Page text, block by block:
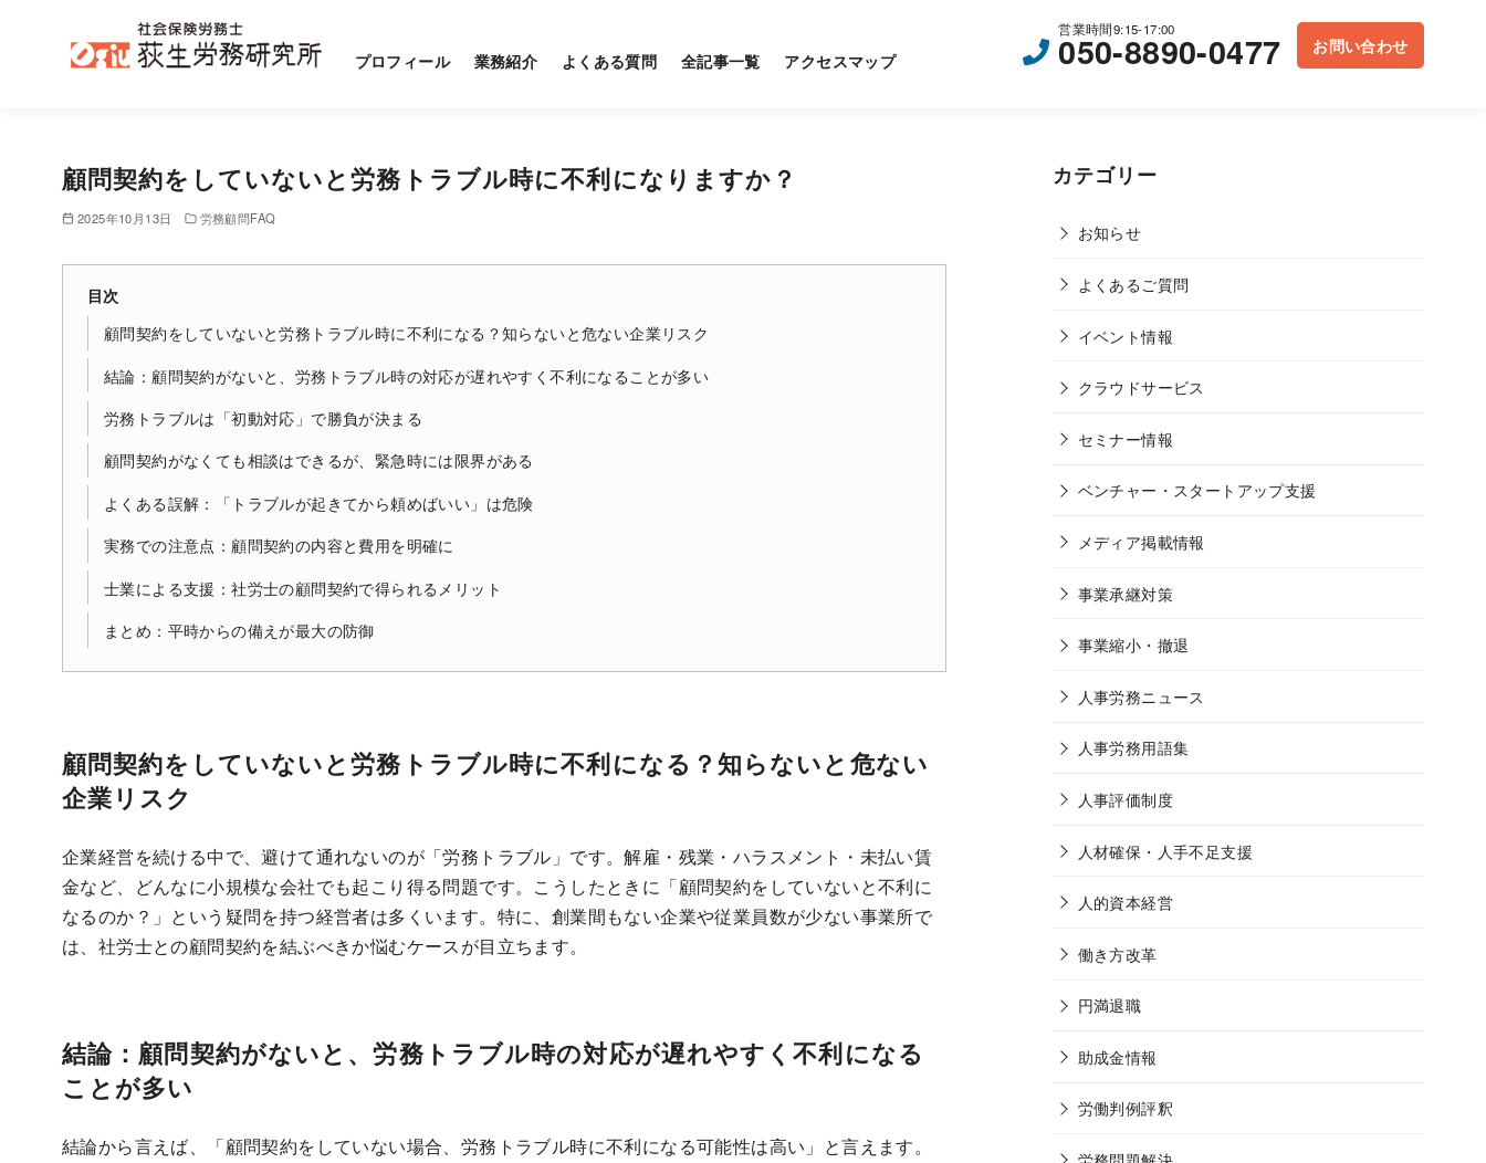
プロフィール 業務紹介 よくある質問 全記事一覧 アクセスマップ
営業時間9:15-17:00
050-8890-0477 お問い合わせ
顧問契約をしていないと労務トラブル時に不利になりますか？
2025年10月13日 労務顧問FAQ
目次
顧問契約をしていないと労務トラブル時に不利になる？知らないと危ない企業リスク
結論：顧問契約がないと、労務トラブル時の対応が遅れやすく不利になることが多い
労務トラブルは「初動対応」で勝負が決まる
顧問契約がなくても相談はできるが、緊急時には限界がある
よくある誤解：「トラブルが起きてから頼めばいい」は危険
実務での注意点：顧問契約の内容と費用を明確に
士業による支援：社労士の顧問契約で得られるメリット
まとめ：平時からの備えが最大の防御
顧問契約をしていないと労務トラブル時に不利になる？知らないと危ない
企業リスク
企業経営を続ける中で、避けて通れないのが「労務トラブル」です。解雇・残業・ハラスメント・未払い賃
金など、どんなに小規模な会社でも起こり得る問題です。こうしたときに「顧問契約をしていないと不利に
なるのか？」という疑問を持つ経営者は多くいます。特に、創業間もない企業や従業員数が少ない事業所で
は、社労士との顧問契約を結ぶべきか悩むケースが目立ちます。
結論：顧問契約がないと、労務トラブル時の対応が遅れやすく不利になる
ことが多い
結論から言えば、「顧問契約をしていない場合、労務トラブル時に不利になる可能性は高い」と言えます。
カテゴリー
お知らせ
よくあるご質問
イベント情報
クラウドサービス
セミナー情報
ベンチャー・スタートアップ支援
メディア掲載情報
事業承継対策
事業縮小・撤退
人事労務ニュース
人事労務用語集
人事評価制度
人材確保・人手不足支援
人的資本経営
働き方改革
円満退職
助成金情報
労働判例評釈